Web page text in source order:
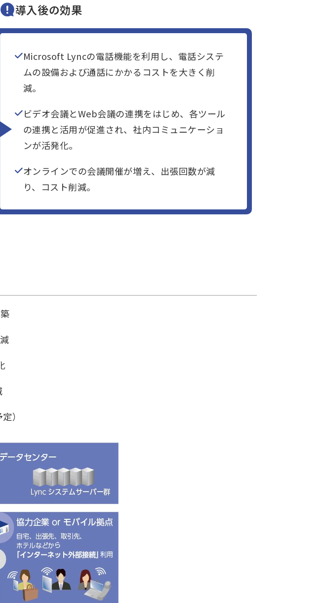
導入後の効果
Microsoft Lyncの電話機能を利用し、電話システ
ムの設備および通話にかかるコストを大きく削
減。
ビデオ会議とWeb会議の連携をはじめ、各ツール
の連携と活用が促進され、社内コミュニケーショ
ンが活発化。
オンラインでの会議開催が増え、出張回数が減
り、コスト削減。
）